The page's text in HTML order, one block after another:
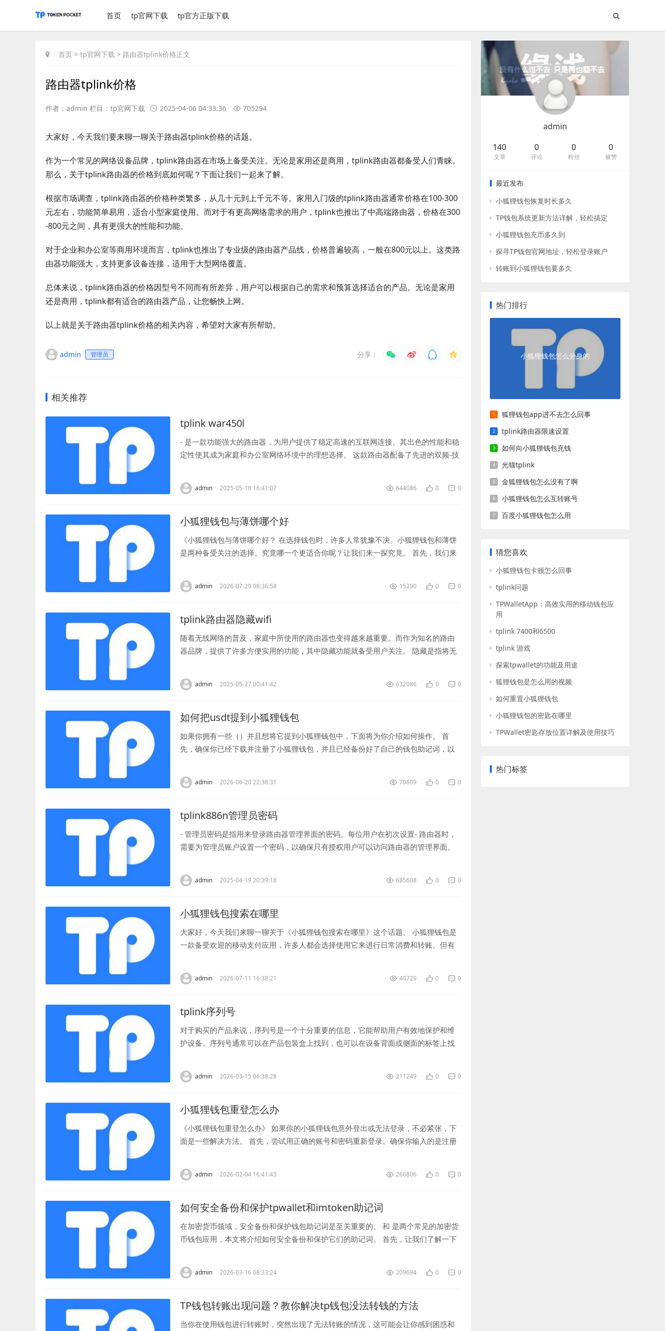
首页 tp官网下载 tp官方正版下载
首页 > tp官网下载 > 路由器tplink价格正文
路由器tplink价格
作者：admin 栏目： tp官网下载 2025-04-06 04:33:36 705294
大家好，今天我们要来聊一聊关于路由器tplink价格的话题。
作为一个常见的网络设备品牌，tplink路由器在市场上备受关注。无论是家用还是商用，tplink路由器都备受人们青睐。
那么，关于tplink路由器的价格到底如何呢？下面让我们一起来了解。
根据市场调查，tplink路由器的价格种类繁多，从几十元到上千元不等。家用入门级的tplink路由器通常价格在100-300
元左右，功能简单易用，适合小型家庭使用。而对于有更高网络需求的用户，tplink也推出了中高端路由器，价格在300
-800元之间，具有更强大的性能和功能。
对于企业和办公室等商用环境而言，tplink也推出了专业级的路由器产品线，价格普遍较高，一般在800元以上。这类路
由器功能强大，支持更多设备连接，适用于大型网络覆盖。
总体来说，tplink路由器的价格因型号不同而有所差异，用户可以根据自己的需求和预算选择适合的产品。无论是家用
还是商用，tplink都有适合的路由器产品，让您畅快上网。
以上就是关于路由器tplink价格的相关内容，希望对大家有所帮助。
admin 管理员 分享：
相关推荐
tplink war450l
- 是一款功能强大的路由器，为用户提供了稳定高速的互联网连接。其出色的性能和稳
定性使其成为家庭和办公室网络环境中的理想选择。 这款路由器配备了先进的双频-技
admin 2025-05-18 16:41:07 644086 0 0
小狐狸钱包与薄饼哪个好
《小狐狸钱包与薄饼哪个好？ 在选择钱包时，许多人常犹豫不决。小狐狸钱包和薄饼
是两种备受关注的选择。究竟哪一个更适合你呢？让我们来一探究竟。 首先，我们来
admin 2026-07-29 08:36:58 15290 0 0
tplink路由器隐藏wifi
随着无线网络的普及，家庭中所使用的路由器也变得越来越重要。而作为知名的路由
器品牌，提供了许多方便实用的功能，其中隐藏功能就备受用户关注。 隐藏是指将无
admin 2025-05-27 00:41:42 632086 0 0
如何把usdt提到小狐狸钱包
如果你拥有一些（）并且想将它提到小狐狸钱包中，下面将为你介绍如何操作。 首
先，确保你已经下载并注册了小狐狸钱包，并且已经备份好了自己的钱包助记词，以
admin 2026-06-20 22:38:31 70609 0 0
tplink886n管理员密码
- 管理员密码是指用来登录路由器管理界面的密码。每位用户在初次设置- 路由器时，
需要为管理员账户设置一个密码，以确保只有授权用户可以访问路由器的管理界面。
admin 2025-04-19 20:39:18 685608 0 0
小狐狸钱包搜索在哪里
大家好，今天我们来聊一聊关于《小狐狸钱包搜索在哪里》这个话题。 小狐狸钱包是
一款备受欢迎的移动支付应用，许多人都会选择使用它来进行日常消费和转账。但有
admin 2026-07-11 16:38:21 40729 0 0
tplink序列号
对于购买的产品来说，序列号是一个十分重要的信息，它能帮助用户有效地保护和维
护设备。序列号通常可以在产品包装盒上找到，也可以在设备背面或侧面的标签上找
admin 2026-03-15 06:38:28 211249 0 0
小狐狸钱包重登怎么办
《小狐狸钱包重登怎么办》 如果你的小狐狸钱包意外登出或无法登录，不必紧张，下
面是一些解决方法。 首先，尝试用正确的账号和密码重新登录。确保你输入的是注册
admin 2026-02-04 16:41:43 266806 0 0
如何安全备份和保护tpwallet和imtoken助记词
在加密货币领域，安全备份和保护钱包助记词是至关重要的。 和 是两个常见的加密货
币钱包应用，本文将介绍如何安全备份和保护它们的助记词。 首先，让我们了解一下
admin 2026-03-16 08:33:24 209694 0 0
TP钱包转账出现问题？教你解决tp钱包没法转钱的方法
当你在使用钱包进行转账时，突然出现了无法转账的情况，这可能会让你感到困惑和
admin
140
文章
0
评论
0
粉丝
0
被赞
最近发布
小狐狸钱包恢复时长多久
TP钱包系统更新方法详解，轻松搞定
小狐狸钱包充币多久到
探寻TP钱包官网地址，轻松登录账户
转账到小狐狸钱包要多久
热门排行
小狐狸钱包怎么分身的
狐狸钱包app进不去怎么回事
tplink路由器限速设置
如何向小狐狸钱包充钱
光猫tplink
金狐狸钱包怎么没有了啊
小狐狸钱包怎么互转账号
百度小狐狸钱包怎么用
猜您喜欢
小狐狸钱包卡顿怎么回事
tplink问题
TPWalletApp：高效实用的移动钱包应
用
tplink 7400和6500
tplink 游戏
探索tpwallet的功能及用途
狐狸钱包是怎么用的视频
如何重置小狐狸钱包
小狐狸钱包的密匙在哪里
TPWallet密匙存放位置详解及使用技巧
热门标签